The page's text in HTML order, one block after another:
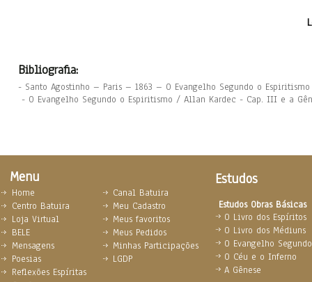
Bibliografia:
- Santo Agostinho – Paris – 1863 – O Evangelho Segundo o Espiritismo
- O Evangelho Segundo o Espiritismo / Allan Kardec - Cap. III e a
Menu Estudos
Estudos Obras Básicas
O Livro dos Espíritos
O Livro dos Médiuns
O Evangelho
O Céu e o Inferno
A Gênese
Home
Centro Batuira
Loja Virtual
BELE
Mensagens
Poesias
Reflexões Espíritas
Canal Batuira
Meu Cadastro
Meus favoritos
Meus Pedidos
Minhas Participações
LGDP